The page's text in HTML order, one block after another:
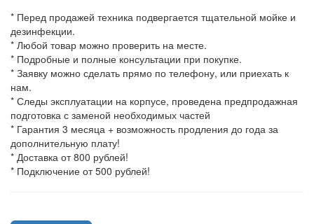
* Перед продажей техника подвергается тщательной мойке и
дезинфекции.
* Любой товар можно проверить на месте.
* Подробные и полные консультации при покупке.
* Заявку можно сделать прямо по телефону, или приехать к
нам.
* Следы эксплуатации на корпусе, проведена предпродажная
подготовка с заменой необходимых частей
* Гарантия 3 месяца + возможность продления до года за
дополнительную плату!
* Доставка от 800 рублей!
* Подключение от 500 рублей!